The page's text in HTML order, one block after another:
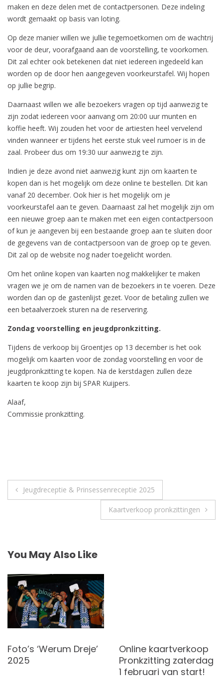
maken en deze delen met de contactpersonen. Deze indeling
wordt gemaakt op basis van loting.
Op deze manier willen we jullie tegemoetkomen om de wachtrij
voor de deur, voorafgaand aan de voorstelling, te voorkomen.
Dit zal echter ook betekenen dat niet iedereen ingedeeld kan
worden op de door hen aangegeven voorkeurstafel. Wij hopen
op jullie begrip.
Daarnaast willen we alle bezoekers vragen op tijd aanwezig te
zijn zodat iedereen voor aanvang om 20:00 uur munten en
koffie heeft. Wij zouden het voor de artiesten heel vervelend
vinden wanneer er tijdens het eerste stuk veel rumoer is in de
zaal. Probeer dus om 19:30 uur aanwezig te zijn.
Indien je deze avond niet aanwezig kunt zijn om kaarten te
kopen dan is het mogelijk om deze online te bestellen. Dit kan
vanaf 20 december. Ook hier is het mogelijk om je
voorkeurstafel aan te geven. Daarnaast zal het mogelijk zijn om
een nieuwe groep aan te maken met een eigen contactpersoon
of kun je aangeven bij een bestaande groep aan te sluiten door
de gegevens van de contactpersoon van de groep op te geven.
Dit zal op de website nog nader toegelicht worden.
Om het online kopen van kaarten nog makkelijker te maken
vragen we je om de namen van de bezoekers in te voeren. Deze
worden dan op de gastenlijst gezet. Voor de betaling zullen we
een betaalverzoek sturen na de reservering.
Zondag voorstelling en jeugdpronkzitting.
Tijdens de verkoop bij Groentjes op 13 december is het ook
mogelijk om kaarten voor de zondag voorstelling en voor de
jeugdpronkzitting te kopen. Na de kerstdagen zullen deze
kaarten te koop zijn bij SPAR Kuijpers.
Alaaf,
Commissie pronkzitting.
Post
Jeugdreceptie & Prinsessenreceptie 2025
Kaartverkoop pronkzittingen
You May Also Like
Foto’s ‘Werum Dreje’
2025
Online kaartverkoop
Pronkzitting zaterdag
1 februari van start!